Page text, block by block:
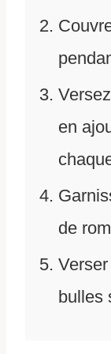
en
de
bulles